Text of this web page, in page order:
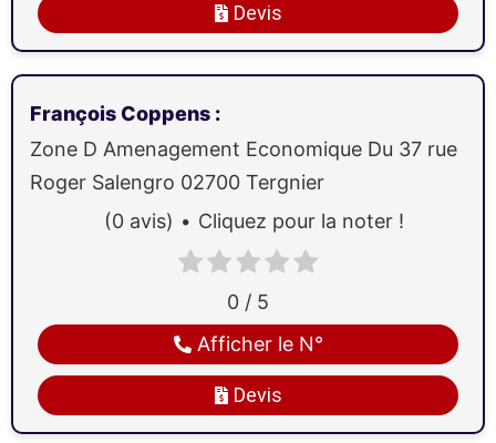
Devis
François Coppens :
Zone D Amenagement Economique Du 37 rue
Roger Salengro 02700 Tergnier
Devis
Afficher le N°
0 / 5
(0 avis) Cliquez pour la noter !